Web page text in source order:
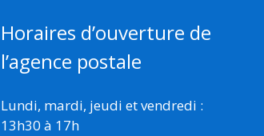
Horaires d’ouverture de
l’agence postale
Lundi, mardi, jeudi et vendredi :
13h30 à 17h